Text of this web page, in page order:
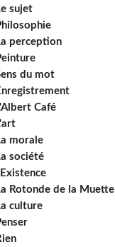
sujet
perception
du mot
Café
morale
société
Rotonde de la Muette
culture